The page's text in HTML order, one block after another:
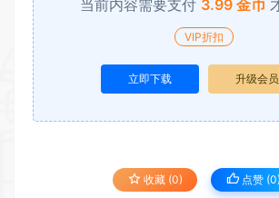
当前内容需要支付 3.99 金币
VIP折扣
立即下载 升级会员
收藏 (0) 点赞 (0)